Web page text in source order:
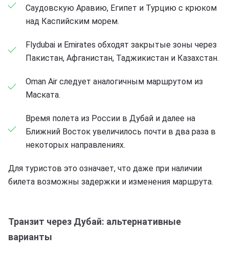
Саудовскую Аравию, Египет и Турцию с крюком
над Каспийским морем.
Flydubai и Emirates обходят закрытые зоны через
Пакистан, Афганистан, Таджикистан и Казахстан.
Oman Air следует аналогичным маршрутом из
Маската.
Время полета из России в Дубай и далее на
Ближний Восток увеличилось почти в два раза в
некоторых направлениях.
Для туристов это означает, что даже при наличии
билета возможны задержки и изменения маршрута.
Транзит через Дубай: альтернативные
варианты